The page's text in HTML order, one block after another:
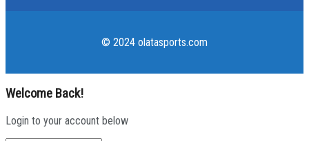
© 2024 olatasports.com
Welcome Back!
Login to your account below